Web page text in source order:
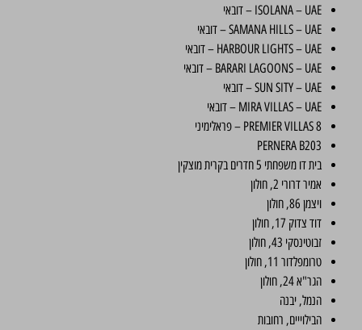
ISOLANA – UAE – דובאי
SAMANA HILLS – UAE – דובאי
HARBOUR LIGHTS – UAE – דובאי
BARARI LAGOONS – UAE – דובאי
SUN SITY – UAE – דובאי
MIRA VILLAS – UAE – דובאי
PREMIER VILLAS 8 – פראלימיני
PERNERA B203
בית דו משפחתי 5 חדרים בקרית מוצקין
אמיר דרורי 2, חולון
ויצמן 86, חולון
דוד צדוק 17, חולון
זבוטינסקי 43, חולון
טרומפלדור 11, חולון
הגר"א 24, חולון
הנמל, יבנה
הבילוייים, רחובות